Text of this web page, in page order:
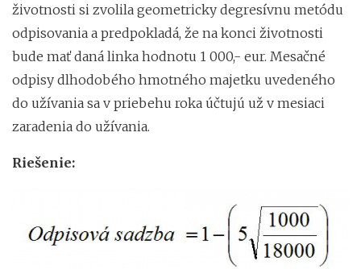
životnosti si zvolila geometricky degresívnu metódu
odpisovania a predpokladá, že na konci životnosti
bude mať daná linka hodnotu 1 000,- eur. Mesačné
odpisy dlhodobého hmotného majetku uvedeného
do užívania sa v priebehu roka účtujú už v mesiaci
zaradenia do užívania.
Riešenie: